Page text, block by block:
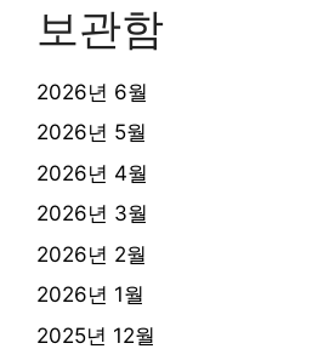
보관함
2026년 6월
2026년 5월
2026년 4월
2026년 3월
2026년 2월
2026년 1월
2025년 12월